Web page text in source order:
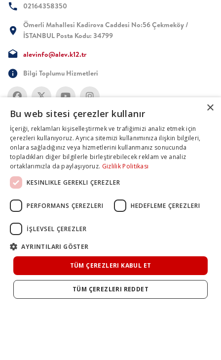
02164358350
Ömerli Mahallesi Kadirova Caddesi No:56 Çekmeköy /
İSTANBUL Posta Kodu: 34799
alevinfo@alev.k12.tr
Bilgi Toplumu Hizmetleri
×
Bu web sitesi çerezler kullanır
İçeriği, reklamları kişiselleştirmek ve trafiğimizi analiz etmek için
çerezleri kullanıyoruz. Ayrıca sitemizi kullanımınıza ilişkin bilgileri,
onlara sağladığınız veya hizmetlerini kullanmanız sonucunda
topladıkları diğer bilgilerle birleştirebilecek reklam ve analiz
ortaklarımızla da paylaşıyoruz. Gizlilik Politikası
KESINLIKLE GEREKLI ÇEREZLER
PERFORMANS ÇEREZLERI HEDEFLEME ÇEREZLERI
İŞLEVSEL ÇEREZLER
AYRINTILARI GÖSTER
TÜM ÇEREZLERI KABUL ET
TÜM ÇEREZLERI REDDET